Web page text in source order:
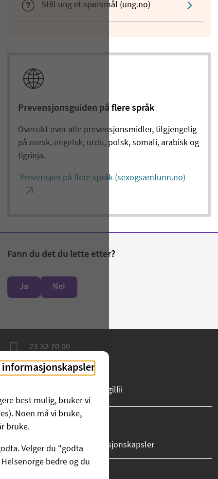
Still ung et spørsmål (ung.no)
Prevensjonsguiden på flere språk
Oversikt over alle prevensjonsmidler, tilgjengelig
på norsk, engelsk, urdu, polsk, somali, arabisk og
tigrinja.
Prevensjon på flere språk (sexogsamfunn.no)
Fann du det du lette etter?
Ja Nei